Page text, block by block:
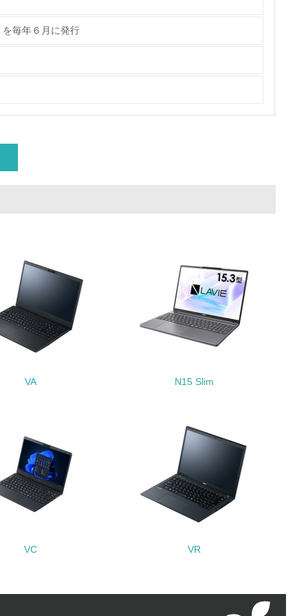
極的に参加している
チェック
公開・提供している
積極的に公開・提供している
している
チェック
を毎年６月に発行
VA N15 Slim
VC VR